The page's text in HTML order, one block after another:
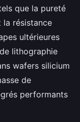
que la pureté
la résistance
ultérieures
lithographie
wafers silicium
de
performants